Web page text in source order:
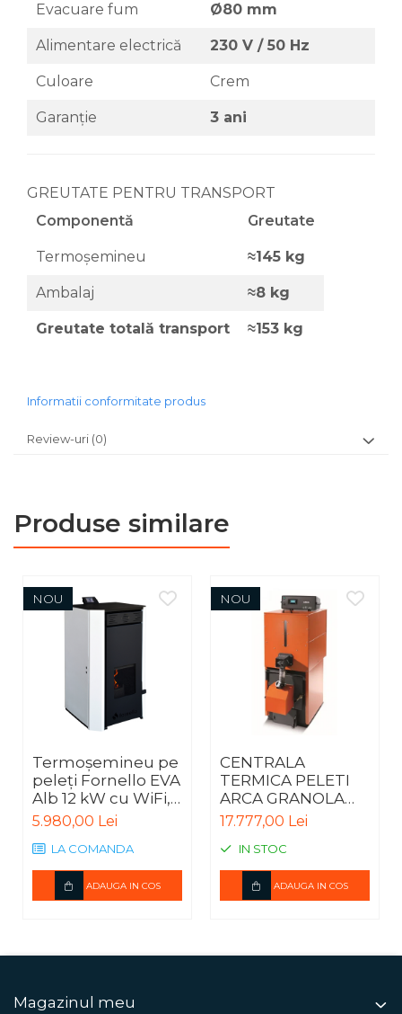
Evacuare fum Ø80 mm
Alimentare electrică 230 V / 50 Hz
Culoare Crem
Garanție 3 ani
GREUTATE PENTRU TRANSPORT
Componentă
Greutate
Termoșemineu ≈145 kg
Ambalaj ≈8 kg
Greutate totală transport ≈153 kg
Informatii conformitate produs
Review-uri (0)
Produse similare
NOU
Termoșemineu pe
peleți Fornello EVA
Alb 12 kW cu WiFi,
pompă și vas de
expansiune
5.980,00 Lei
LA COMANDA
ADAUGA IN COS
NOU
CENTRALA
TERMICA PELETI
ARCA GRANOLA
AUTOMATICA 20R -
20KW
17.777,00 Lei
IN STOC
ADAUGA IN COS
Magazinul meu